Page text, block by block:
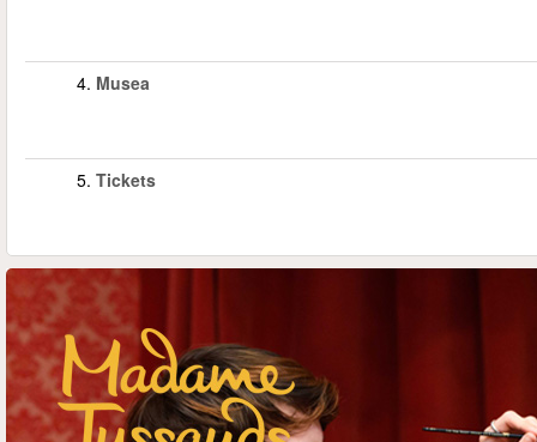
4. Musea
5. Tickets